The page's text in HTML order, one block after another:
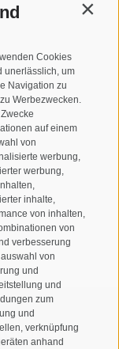
Cookies
unerlässlich, um
Navigation zu
Werbezwecken.
auf einem
von
werbung,
werbung,
inhalte,
von inhalten,
von
verbesserung
von
und
und
zum
und
verknüpfung
anhand